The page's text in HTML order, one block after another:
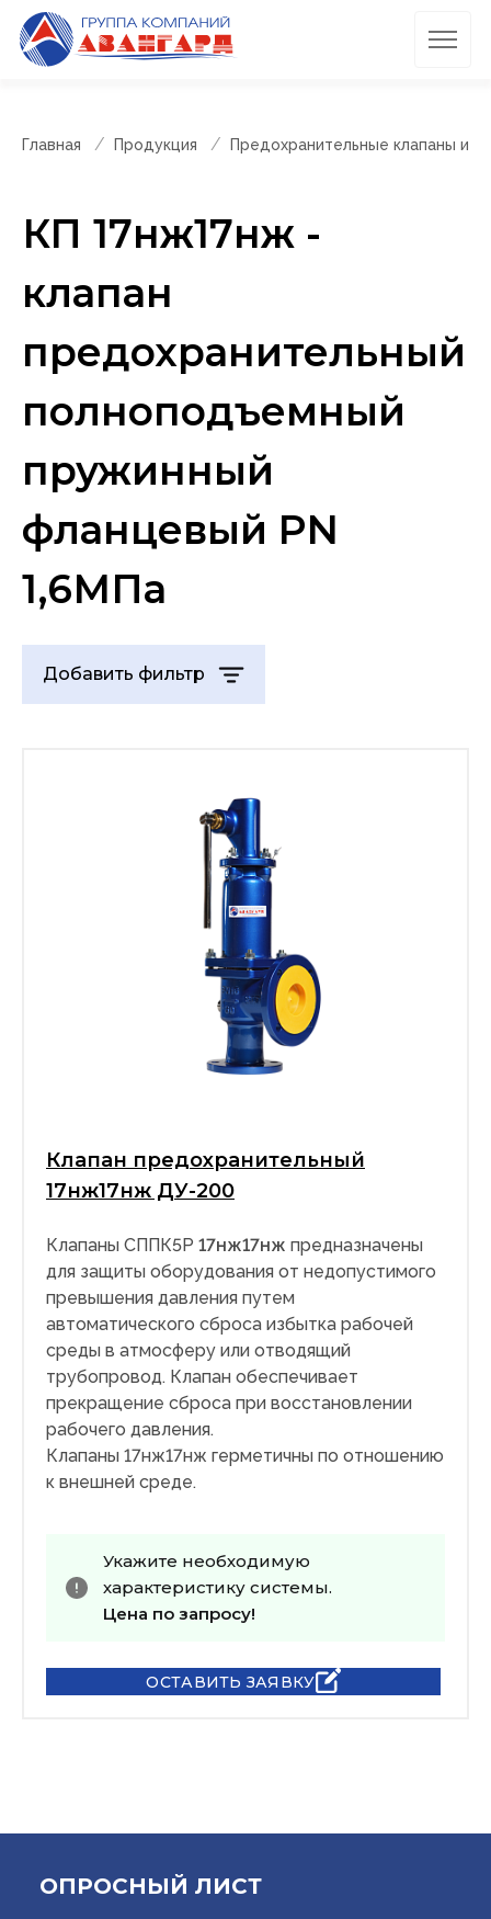
Главная Продукция Предохранительные клапаны и
КП 17нж17нж -
клапан
предохранительный
полноподъемный
пружинный
фланцевый PN
1,6МПа
Добавить фильтр
Клапан предохранительный
17нж17нж ДУ-200
Клапаны СППК5Р 17нж17нж предназначены
для защиты оборудования от недопустимого
превышения давления путем
автоматического сброса избытка рабочей
среды в атмосферу или отводящий
трубопровод. Клапан обеспечивает
прекращение сброса при восстановлении
рабочего давления.
Клапаны 17нж17нж герметичны по отношению
к внешней среде.
Укажите необходимую
характеристику системы.
Цена по запросу!
ОСТАВИТЬ ЗАЯВКУ
ОПРОСНЫЙ ЛИСТ